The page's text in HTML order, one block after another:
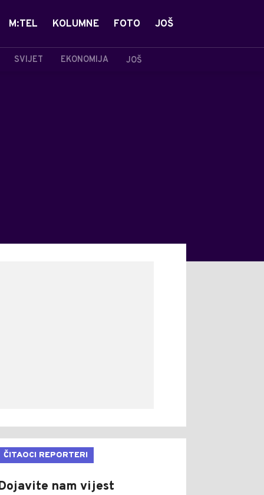
SVIJET EKONOMIJA JOŠ
M:TEL KOLUMNE FOTO JOŠ
ČITAOCI REPORTERI
nam vijest